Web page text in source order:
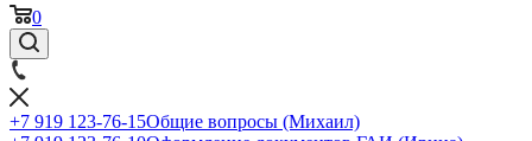
0
+7 919 123-76-15Общие вопросы (Михаил)